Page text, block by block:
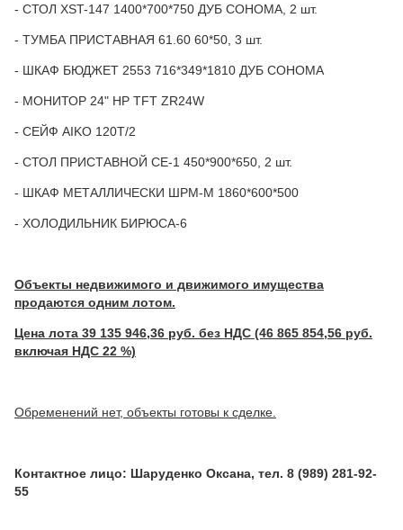
- СТОЛ XST-147 1400*700*750 ДУБ СОНОМА, 2 шт.
- ТУМБА ПРИСТАВНАЯ 61.60 60*50, 3 шт.
- ШКАФ БЮДЖЕТ 2553 716*349*1810 ДУБ СОНОМА
- МОНИТОР 24" HP TFT ZR24W
- СЕЙФ AIKO 120Т/2
- СТОЛ ПРИСТАВНОЙ СЕ-1 450*900*650, 2 шт.
- ШКАФ МЕТАЛЛИЧЕСКИ ШРМ-М 1860*600*500
- ХОЛОДИЛЬНИК БИРЮСА-6
Объекты недвижимого и движимого имущества
продаются одним лотом.
Цена лота 39 135 946,36 руб. без НДС (46 865 854,56 руб.
включая НДС 22 %)
Обременений нет, объекты готовы к сделке.
Контактное лицо: Шаруденко Оксана, тел. 8 (989) 281-92-
55